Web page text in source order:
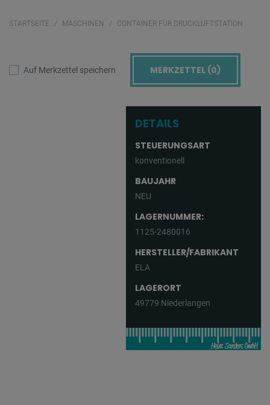
STARTSEITE MASCHINEN CONTAINER FÜR DRUCKLUFTSTATION
Auf Merkzettel speichern MERKZETTEL (0)
DETAILS
STEUERUNGSART
konventionell
BAUJAHR
NEU
LAGERNUMMER:
1125-2480016
HERSTELLER/FABRIKANT
ELA
LAGERORT
49779 Niederlangen